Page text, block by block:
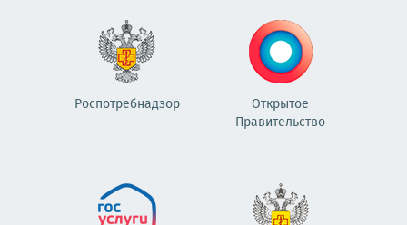
Роспотребнадзор
Открытое
Правительство